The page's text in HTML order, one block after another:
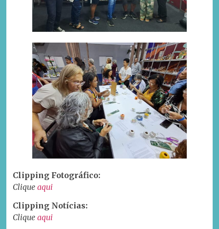
Clipping Fotográfico:
Cliqueaqui
Clipping Notícias:
Cliqueaqui